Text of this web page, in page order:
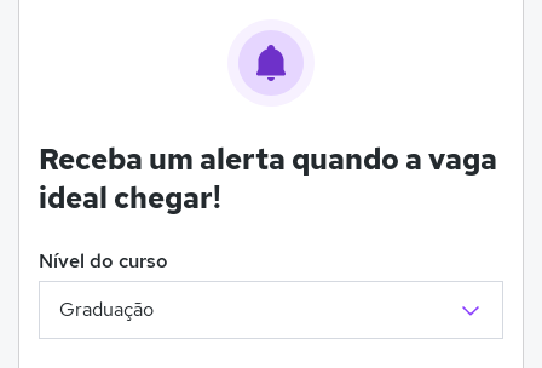
Receba um alerta quando a vaga
ideal chegar!
Nível do curso